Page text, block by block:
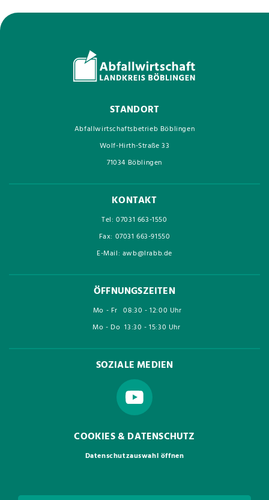
STANDORT
Abfallwirtschaftsbetrieb Böblingen
Wolf-Hirth-Straße 33
71034 Böblingen
KONTAKT
Tel: 07031 663-1550
Fax: 07031 663-91550
E-Mail: awb@lrabb.de
ÖFFNUNGSZEITEN
Mo - Fr 08:30 - 12:00 Uhr
Mo - Do 13:30 - 15:30 Uhr
SOZIALE MEDIEN
COOKIES & DATENSCHUTZ
Datenschutzauswahl öffnen